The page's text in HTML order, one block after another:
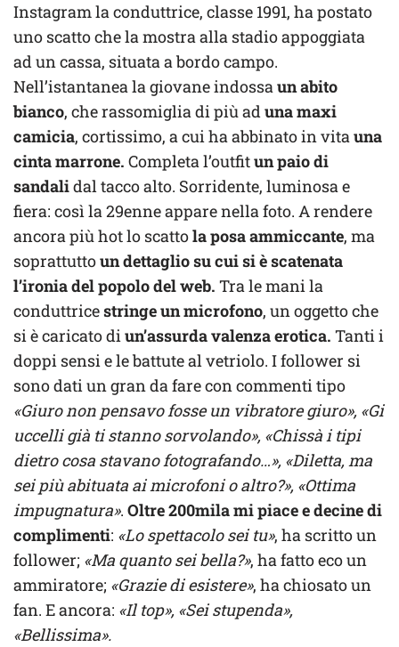
Instagram la conduttrice, classe 1991, ha postato
uno scatto che la mostra alla stadio appoggiata
ad un cassa, situata a bordo campo.
Nell’istantanea la giovane indossaun abito
bianco, che rassomiglia di più aduna maxi
camicia, cortissimo, a cui ha abbinato in vitauna
cinta marrone. Completa l’outfitun paio di
sandalidal tacco alto. Sorridente, luminosa e
fiera: così la 29enne appare nella foto. A rendere
ancora più hot lo scattola posa ammiccante, ma
soprattuttoun dettaglio su cui si è scatenata
l’ironia del popolo del web. Tra le mani la
conduttricestringe un microfono, un oggetto che
si è caricato diun’assurda valenza erotica. Tanti i
doppi sensi e le battute al vetriolo. I follower si
sono dati un gran da fare con commenti tipo
«Giuro non pensavo fosse un vibratore giuro», «Gi
uccelli già ti stanno sorvolando», «Chissà i tipi
dietro cosa stavano fotografando…», «Diletta, ma
sei più abituata ai microfoni o altro?», «Ottima
impugnatura». Oltre 200mila mi piace e decine di
complimenti: «Lo spettacolo sei tu», ha scritto un
follower; «Ma quanto sei bella?», ha fatto eco un
ammiratore; «Grazie di esistere», ha chiosato un
fan. E ancora: «Il top», «Sei stupenda»,
«Bellissima».